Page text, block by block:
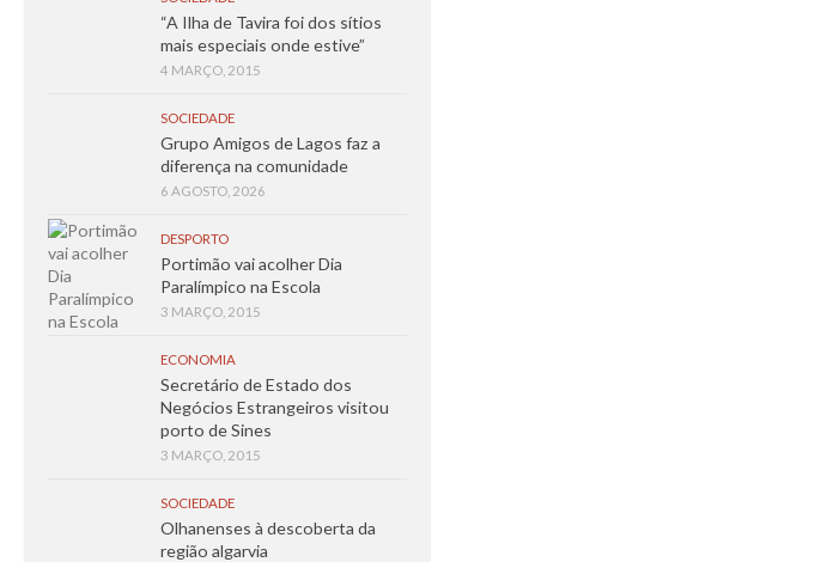
“A Ilha de Tavira foi dos sítios
mais especiais onde estive”
4 MARÇO, 2015
SOCIEDADE
Grupo Amigos de Lagos faz a
diferença na comunidade
6 AGOSTO, 2026
DESPORTO
Portimão vai acolher Dia
Paralímpico na Escola
3 MARÇO, 2015
ECONOMIA
Secretário de Estado dos
Negócios Estrangeiros visitou
porto de Sines
3 MARÇO, 2015
SOCIEDADE
Olhanenses à descoberta da
região algarvia